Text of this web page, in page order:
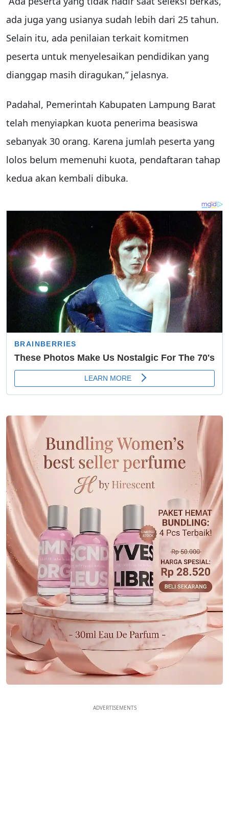
ada juga yang usianya sudah lebih dari 25 tahun.
Selain itu, ada penilaian terkait komitmen
peserta untuk menyelesaikan pendidikan yang
dianggap masih diragukan,” jelasnya.
Padahal, Pemerintah Kabupaten Lampung Barat
telah menyiapkan kuota penerima beasiswa
sebanyak 30 orang. Karena jumlah peserta yang
lolos belum memenuhi kuota, pendaftaran tahap
kedua akan kembali dibuka.
ADVERTISEMENTS